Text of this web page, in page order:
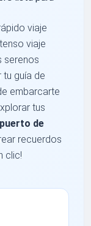
viaje
viaje
serenos
tu guía de
embarcarte
tus
de
recuerdos
clic!